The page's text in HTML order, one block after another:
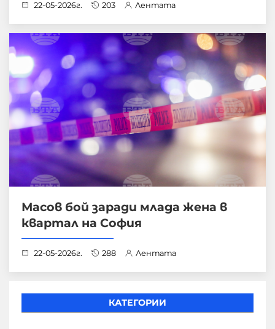
22-05-2026г. 203 Лентата
Масов бой заради млада жена в
квартал на София
22-05-2026г. 288 Лентата
КАТЕГОРИИ